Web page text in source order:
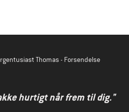
Thomas - Forsendelse
hurtigt når frem til dig."